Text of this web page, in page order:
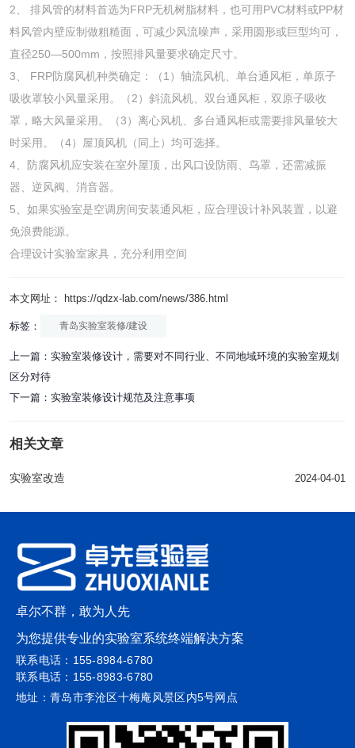
2、 排风管的材料首选为FRP无机树脂材料，也可用PVC材料或PP材
料风管内壁应制做粗糙面，可减少风流噪声，采用圆形或巨型均可，
直径250—500mm，按照排风量要求确定尺寸。
3、 FRP防腐风机种类确定：（1）轴流风机、单台通风柜，单原子
吸收罩较小风量采用。（2）斜流风机、双台通风柜，双原子吸收
罩，略大风量采用。（3）离心风机、多台通风柜或需要排风量较大
时采用。（4）屋顶风机（同上）均可选择。
4、防腐风机应安装在室外屋顶，出风口设防雨、鸟罩，还需减振
器、逆风阀、消音器。
5、如果实验室是空调房间安装通风柜，应合理设计补风装置，以避
免浪费能源。
合理设计实验室家具，充分利用空间
本文网址： https://qdzx-lab.com/news/386.html
标签： 青岛实验室装修/建设
上一篇： 实验室装修设计，需要对不同行业、不同地域环境的实验室规划
区分对待
下一篇： 实验室装修设计规范及注意事项
相关文章
2024-04-01
实验室改造
卓尔不群，敢为人先
为您提供专业的实验室系统终端解决方案
联系电话：155-8984-6780
联系电话：155-8983-6780
地址：青岛市李沧区十梅庵风景区内5号网点